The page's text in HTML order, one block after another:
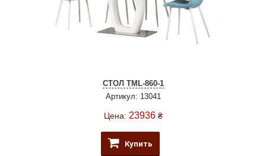
СТОЛ TML-860-1
Артикул: 13041
Цена: 23936 ₴
Купить